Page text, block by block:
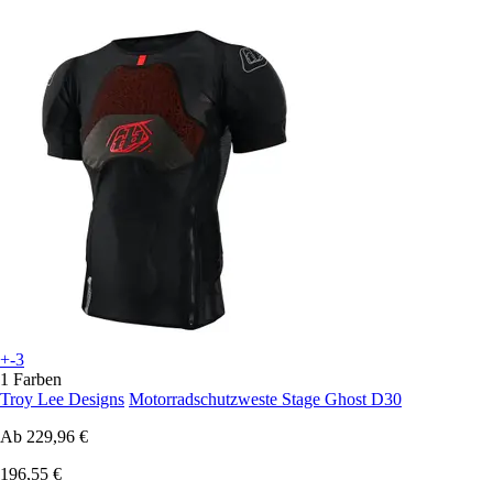
+-3
1 Farben
Troy Lee Designs Motorradschutzweste Stage Ghost D30
Ab 229,96 €
196,55 €